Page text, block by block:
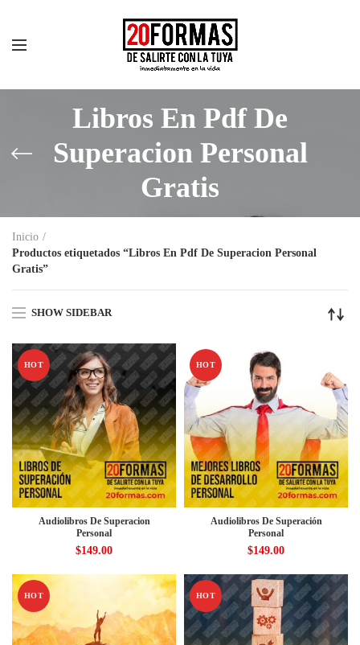
Libros En Pdf De
Superacion Personal
Gratis
Inicio
Productos etiquetados “Libros En Pdf De Superacion Personal
Gratis”
SHOW SIDEBAR
HOT
Audiolibros De Superacion
Personal
$149.00
HOT
Audiolibros De Superación
Personal
$149.00
HOT HOT